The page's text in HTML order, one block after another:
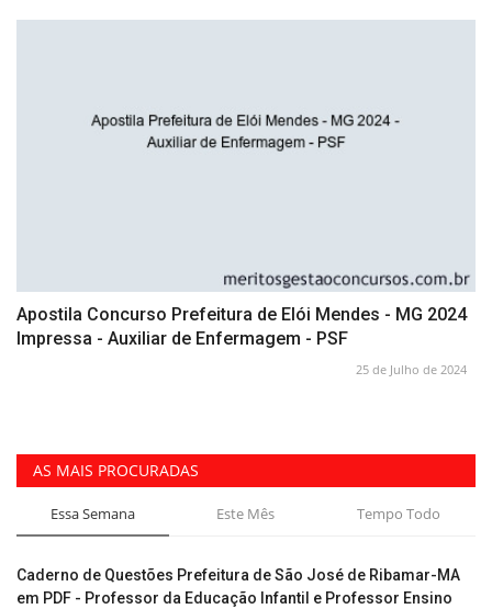
Apostila Concurso Prefeitura de Elói Mendes - MG 2024
Impressa - Auxiliar de Enfermagem - PSF
25 de Julho de 2024
AS MAIS PROCURADAS
Essa Semana Este Mês Tempo Todo
Caderno de Questões Prefeitura de São José de Ribamar-MA
em PDF - Professor da Educação Infantil e Professor Ensino